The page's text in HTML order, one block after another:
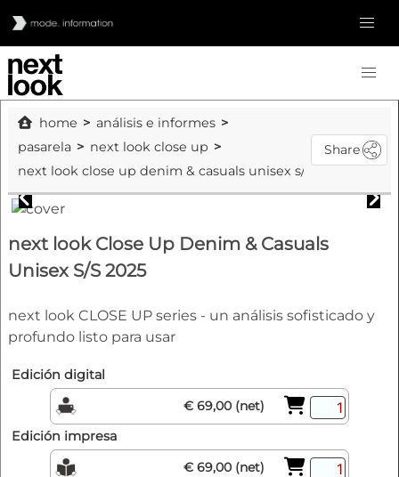
home
análisis e informes
pasarela
next look close up
Share
next look Close Up Denim & Casuals
Unisex S/S 2025
next look CLOSE UP series - un análisis sofisticado y
profundo listo para usar
Edición digital
€ 69,00 (net)
Edición impresa
€ 69,00 (net)